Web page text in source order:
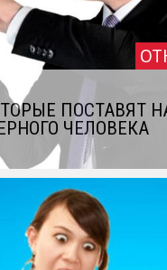
ПОСТАВЯТ
ЧЕЛОВЕКА